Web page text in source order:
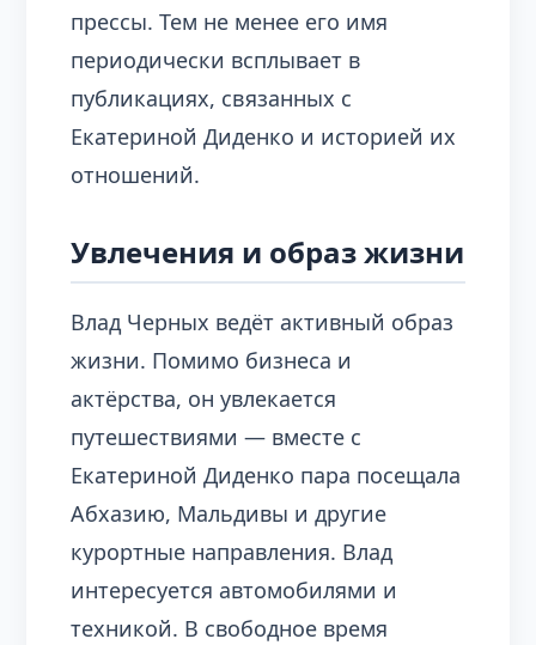
прессы. Тем не менее его имя
периодически всплывает в
публикациях, связанных с
Екатериной Диденко и историей их
отношений.
Увлечения и образ жизни
Влад Черных ведёт активный образ
жизни. Помимо бизнеса и
актёрства, он увлекается
путешествиями — вместе с
Екатериной Диденко пара посещала
Абхазию, Мальдивы и другие
курортные направления. Влад
интересуется автомобилями и
техникой. В свободное время